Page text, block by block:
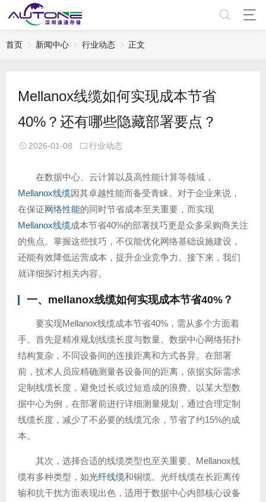
首页 新闻中心 行业动态 正文
Mellanox线缆如何实现成本节省
40%？还有哪些隐藏部署要点？
2026-01-08 行业动态
在数据中心、云计算以及高性能计算等领域，
Mellanox线缆因其卓越性能而备受青睐。对于企业来说，
在保证网络性能的同时节省成本至关重要，而实现
Mellanox线缆成本节省40%的部署技巧更是众多采购商关注
的焦点。掌握这些技巧，不仅能优化网络基础设施建设，
还能有效降低运营成本，提升企业竞争力。接下来，我们
就详细探讨相关内容。
一、 mellanox线缆如何实现成本节省40%？
要实现Mellanox线缆成本节省40%，需从多个方面着
手。首先是精准规划线缆长度与数量。数据中心网络拓扑
结构复杂，不同设备间的连接距离和方式各异。在部署
前，技术人员应精确测量各设备间的距离，依据实际需求
定制线缆长度，避免过长或过短造成的浪费。以某大型数
据中心为例，在部署前进行详细测量规划，通过合理定制
线缆长度，减少了不必要的线缆冗余，节省了约15%的成
本。
其次，选择合适的线缆类型也至关重要。Mellanox线
缆有多种类型，如光纤线缆和铜缆。光纤线缆在长距离传
输和抗干扰方面表现出色，适用于数据中心内部核心设备